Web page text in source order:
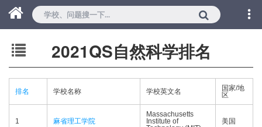
2021QS自然科学排名
排名 学校名称 学校英文名
国家/地
区
1 麻省理工学院
Massachusetts
Institute of
美国